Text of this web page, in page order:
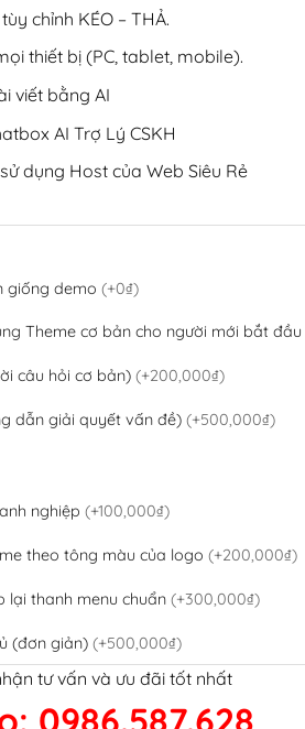
chỉnh KÉO – THẢ.
thiết bị (PC, tablet, mobile).
viết bằng AI
AI Trợ Lý CSKH
dụng Host của Web Siêu Rẻ
giống demo (+0₫)
Theme cơ bản cho người mới bắt đầu
câu hỏi cơ bản) (+200,000₫)
dẫn giải quyết vấn đề) (+500,000₫)
nghiệp (+100,000₫)
theo tông màu của logo (+200,000₫)
lại thanh menu chuẩn (+300,000₫)
(đơn giản) (+500,000₫)
ngân hàng(+100,000₫)
tư vấn và ưu đãi tốt nhất
0986.587.628